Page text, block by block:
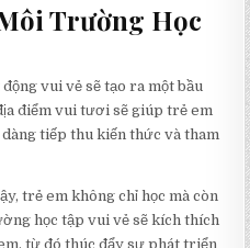
Trường Học
vui vẻ sẽ tạo ra một bầu
điểm vui tươi sẽ giúp trẻ em
tiếp thu kiến thức và tham
trẻ em không chỉ học mà còn
học tập vui vẻ sẽ kích thích
từ đó thúc đẩy sự phát triển